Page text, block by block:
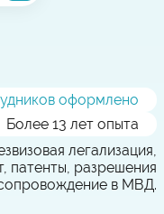
оформлено
Более 13 лет опыта
легализация,
патенты, разрешения
в МВД.